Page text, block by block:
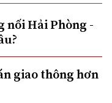
nối Hải Phòng -
giao thông hơn